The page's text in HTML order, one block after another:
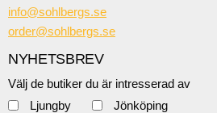
info@sohlbergs.se
order@sohlbergs.se
NYHETSBREV
Välj de butiker du är intresserad av
Ljungby
Jönköping